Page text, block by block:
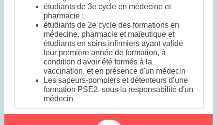
étudiants de 3e cycle en médecine et
pharmacie ;
étudiants de 2e cycle des formations en
médecine, pharmacie et maïeutique et
étudiants en soins infirmiers ayant validé
leur première année de formation, à
condition d'avoir été formés à la
vaccination, et en présence d'un médecin
Les sapeurs-pompiers et détenteurs d’une
formation PSE2, sous la responsabilité d'un
médecin